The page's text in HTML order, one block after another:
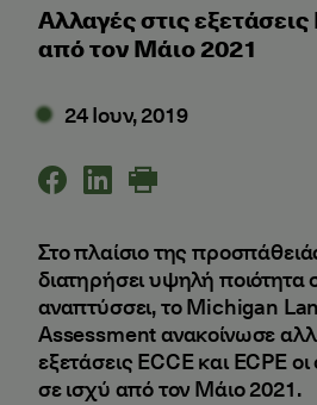
Αλλαγές στις εξετάσεις
από τον Μάιο 2021
24 Ιουν, 2019
Στο πλαίσιο της
διατηρήσει υψηλή ποιότητα
αναπτύσσει, το Michigan
Assessment ανακοίνωσε
εξετάσεις ECCE και ECPE
σε ισχύ από τον Μάιο 2021.